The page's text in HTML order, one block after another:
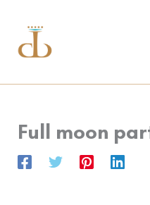
springen
Full moon